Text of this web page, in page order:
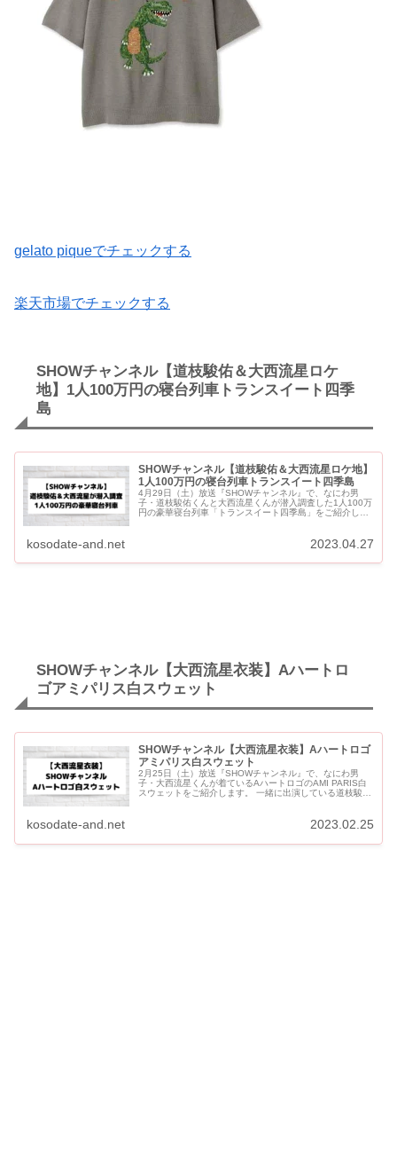
gelato piqueでチェックする
楽天市場でチェックする
SHOWチャンネル【道枝駿佑＆大西流星ロケ
地】1人100万円の寝台列車トランスイート四季
島
SHOWチャンネル【道枝駿佑＆大西流星ロケ地】
1人100万円の寝台列車トランスイート四季島
4月29日（土）放送『SHOWチャンネル』で、なにわ男
子・道枝駿佑くんと大西流星くんが潜入調査した1人100万
円の豪華寝台列車「トランスイート四季島」をご紹介しま
kosodate-and.net 2023.04.27
SHOWチャンネル【大西流星衣装】Aハートロ
ゴアミパリス白スウェット
SHOWチャンネル【大西流星衣装】Aハートロゴ
アミパリス白スウェット
2月25日（土）放送『SHOWチャンネル』で、なにわ男
子・大西流星くんが着ているAハートロゴのAMI PARIS白
スウェットをご紹介します。 一緒に出演している道枝駿佑
kosodate-and.net 2023.02.25